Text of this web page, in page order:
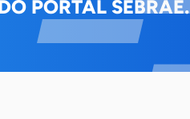
PORTAL SEBRAE.